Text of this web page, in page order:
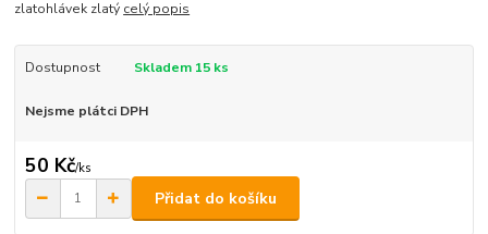
zlatohlávek zlatý celý popis
Dostupnost Skladem 15 ks
Nejsme plátci DPH
50 Kč/ks
Přidat do košíku